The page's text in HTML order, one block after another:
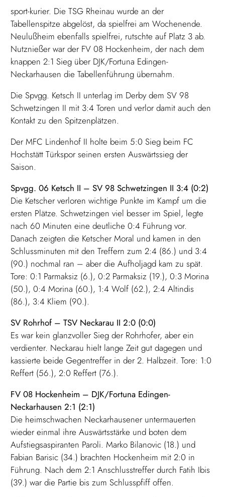
sport-kurier. Die TSG Rheinau wurde an der
Tabellenspitze abgelöst, da spielfrei am Wochenende.
Neulußheim ebenfalls spielfrei, rutschte auf Platz 3 ab.
Nutznießer war der FV 08 Hockenheim, der nach dem
knappen 2:1 Sieg über DJK/Fortuna Edingen-
Neckarhausen die Tabellenführung übernahm.
Die Spvgg. Ketsch II unterlag im Derby dem SV 98
Schwetzingen II mit 3:4 Toren und verlor damit auch den
Kontakt zu den Spitzenplätzen.
Der MFC Lindenhof II holte beim 5:0 Sieg beim FC
Hochstätt Türkspor seinen ersten Auswärtssieg der
Saison.
Spvgg. 06 Ketsch II – SV 98 Schwetzingen II 3:4 (0:2)
Die Ketscher verloren wichtige Punkte im Kampf um die
ersten Plätze. Schwetzingen viel besser im Spiel, legte
nach 60 Minuten eine deutliche 0:4 Führung vor.
Danach zeigten die Ketscher Moral und kamen in den
Schlussminuten mit den Treffern zum 2:4 (86.) und 3:4
(90.) nochmal ran – aber die Aufholjagd kam zu spät.
Tore: 0:1 Parmaksiz (6.), 0:2 Parmaksiz (19.), 0:3 Morina
(50.), 0:4 Morina (60.), 1:4 Wolf (62.), 2:4 Altindis
(86.), 3:4 Kliem (90.).
SV Rohrhof – TSV Neckarau II 2:0 (0:0)
Es war kein glanzvoller Sieg der Rohrhofer, aber ein
verdienter. Neckarau hielt lange Zeit gut dagegen und
kassierte beide Gegentreffer in der 2. Halbzeit. Tore: 1:0
Reffert (56.), 2:0 Reffert (76.).
FV 08 Hockenheim – DJK/Fortuna Edingen-
Neckarhausen 2:1 (2:1)
Die heimschwachen Neckarhausener untermauerten
wieder einmal ihre Auswärtsstärke und boten dem
Aufstiegsaspiranten Paroli. Marko Bilanovic (18.) und
Fabian Barisic (34.) brachten Hockenheim mit 2:0 in
Führung. Nach dem 2:1 Anschlusstreffer durch Fatih Ibis
(39.) war die Partie bis zum Schlusspfiff offen.